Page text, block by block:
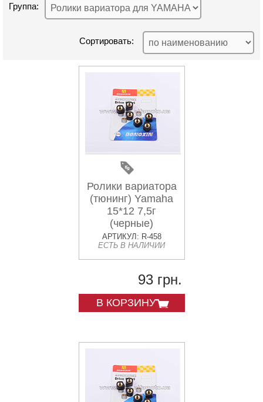
Группа:
Сортировать:
Ролики вариатора
(тюнинг) Yamaha
15*12 7,5г
(черные)
DONGXIN
АРТИКУЛ: R-458
ЕСТЬ В НАЛИЧИИ
93 грн.
В КОРЗИНУ